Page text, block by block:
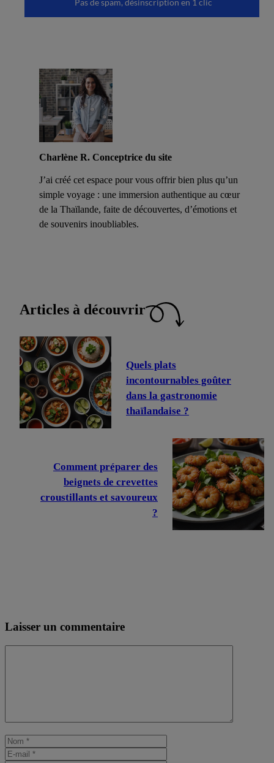
Charlène R. Conceptrice du site
J’ai créé cet espace pour vous offrir bien plus qu’un
simple voyage : une immersion authentique au cœur
de la Thaïlande, faite de découvertes, d’émotions et
de souvenirs inoubliables.
Articles à découvrir
Quels plats
incontournables goûter
dans la gastronomie
thaïlandaise ?
Comment préparer des
beignets de crevettes
croustillants et savoureux
?
Laisser un commentaire
Nom
mail